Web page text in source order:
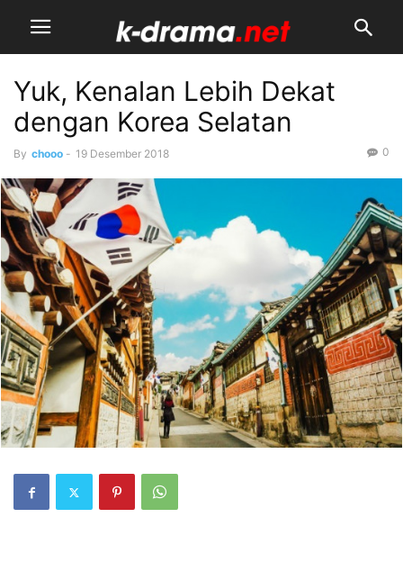
Yuk, Kenalan Lebih Dekat
dengan Korea Selatan
By chooo - 19 Desember 2018 0